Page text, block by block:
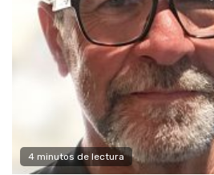
4 minutos de lectura